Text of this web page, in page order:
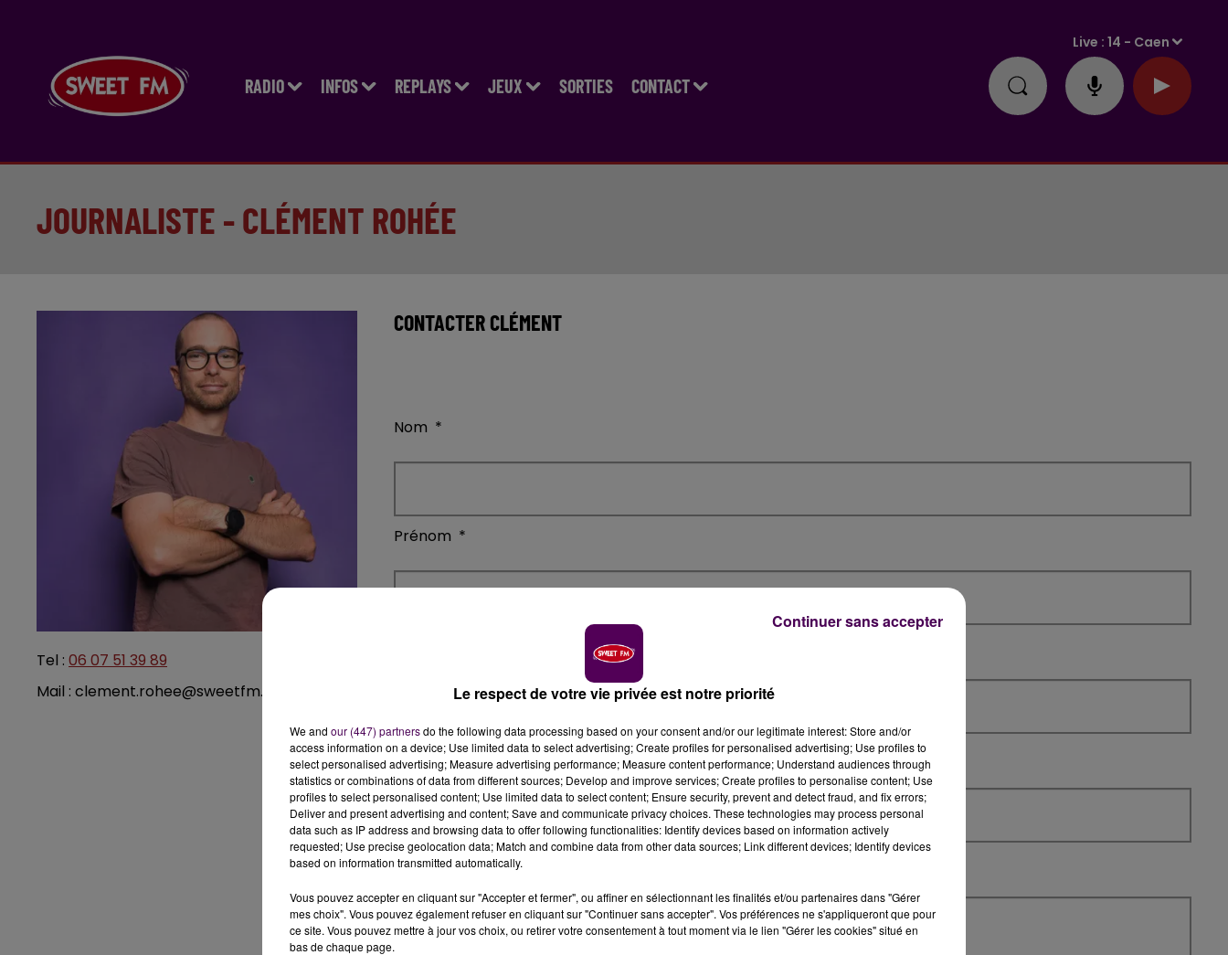
RADIO INFOS REPLAYS JEUX SORTIES CONTACT
Live :14 - Caen
JOURNALISTE - CLÉMENT ROHÉE
Tel : 06 07 51 39 89
Mail : clement.rohee@sweetfm.fr
CONTACTER CLÉMENT
Nom *
Prénom *
Adresse-mail*
Message à envoyer
Le respect de votre vie privée est notre priorité
We and our (447) partnersdo the following data processing based on your consent and/or our legitimate interest: Store and/or
access information on a device; Use limited data to select advertising; Create profiles for personalised advertising; Use profiles to
select personalised advertising; Measure advertising performance; Measure content performance; Understand audiences through
statistics or combinations of data from different sources; Develop and improve services; Create profiles to personalise content; Use
profiles to select personalised content; Use limited data to select content; Ensure security, prevent and detect fraud, and fix errors;
Deliver and present advertising and content; Save and communicate privacy choices. These technologies may process personal
data such as IP address and browsing data to offer following functionalities: Identify devices based on information actively
requested; Use precise geolocation data; Match and combine data from other data sources; Link different devices; Identify devices
based on information transmitted automatically.
Vous pouvez accepter en cliquant sur "Accepter et fermer", ou affiner en sélectionnant les finalités et/ou partenaires dans "Gérer
mes choix". Vous pouvez également refuser en cliquant sur "Continuer sans accepter". Vos préférences ne s'appliqueront que pour
ce site. Vous pouvez mettre à jour vos choix, ou retirer votre consentement à tout moment via le lien "Gérer les cookies" situé en
bas de chaque page.
Continuer sans accepter